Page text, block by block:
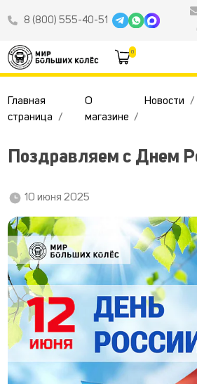
8 (800) 555-40-51
0
Главная
страница
О
магазине
Новости
Поздравляем с Днем
10 июня 2025